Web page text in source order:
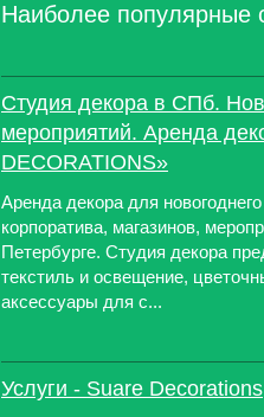
Наиболее популярные
Студия декора в СПб.
мероприятий. Аренда
DECORATIONS»
Аренда декора для
корпоратива, магазинов,
Петербурге. Студия декора
текстиль и освещение,
аксессуары для с...
Услуги - Suare Decorations